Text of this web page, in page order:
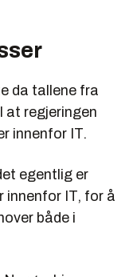
da tallene fra
at regjeringen
innenfor IT.
egentlig er
innenfor IT, for å
både i